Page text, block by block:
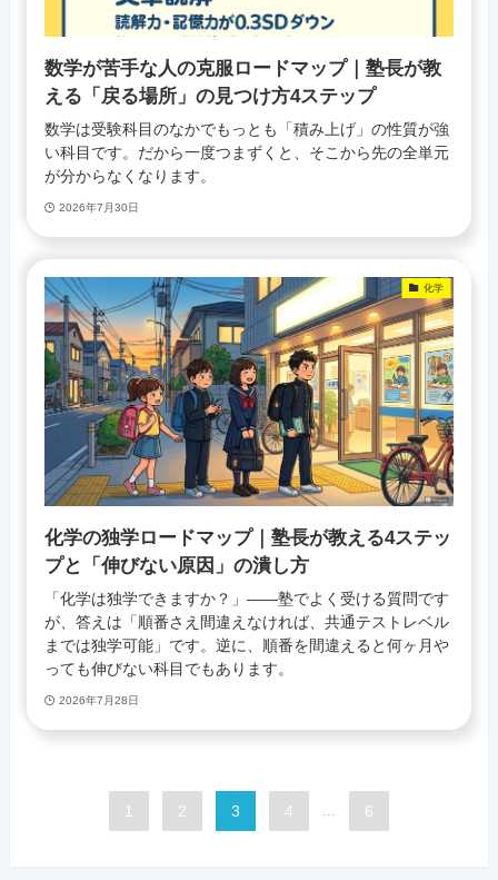
数学が苦手な人の克服ロードマップ｜塾長が教
える「戻る場所」の見つけ方4ステップ
数学は受験科目のなかでもっとも「積み上げ」の性質が強
い科目です。だから一度つまずくと、そこから先の全単元
が分からなくなります。
2026年7月30日
化学
化学の独学ロードマップ｜塾長が教える4ステッ
プと「伸びない原因」の潰し方
「化学は独学できますか？」——塾でよく受ける質問です
が、答えは「順番さえ間違えなければ、共通テストレベル
までは独学可能」です。逆に、順番を間違えると何ヶ月や
っても伸びない科目でもあります。
2026年7月28日
1 2 3 4 6